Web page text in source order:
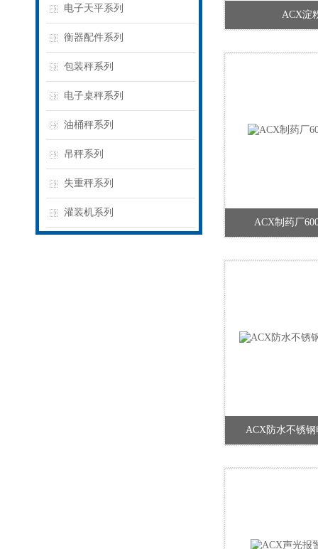
电子天平系列
衡器配件系列
包装秤系列
电子桌秤系列
油桶秤系列
吊秤系列
失重秤系列
灌装机系列
ACX淀
ACX制药厂
ACX防水不锈